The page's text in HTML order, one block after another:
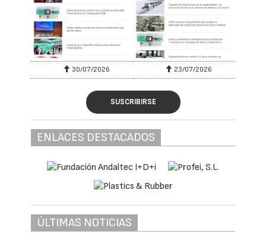
30/07/2026 23/07/2026
SUSCRIBIRSE
ENLACES DESTACADOS
ÚLTIMAS NOTICIAS